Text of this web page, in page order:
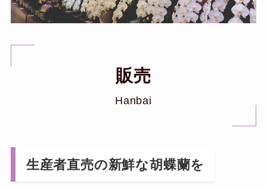
販売
Hanbai
生産者直売の新鮮な胡蝶蘭を